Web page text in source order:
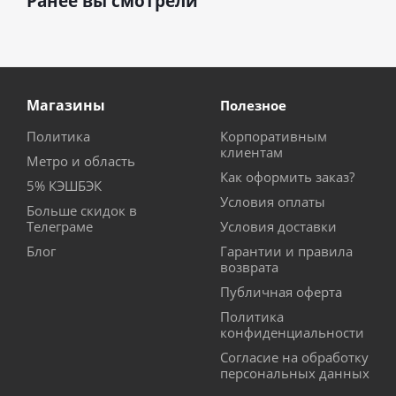
Магазины
Политика
Метро и область
5% КЭШБЭК
Больше скидок в
Телеграме
Блог
Полезное
Корпоративным
клиентам
Как оформить заказ?
Условия оплаты
Условия доставки
Гарантии и правила
возврата
Публичная оферта
Политика
конфиденциальности
Согласие на обработку
персональных данных